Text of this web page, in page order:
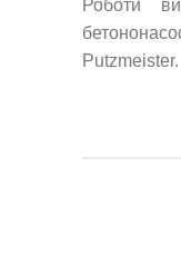
Роботи
Putzmeister.